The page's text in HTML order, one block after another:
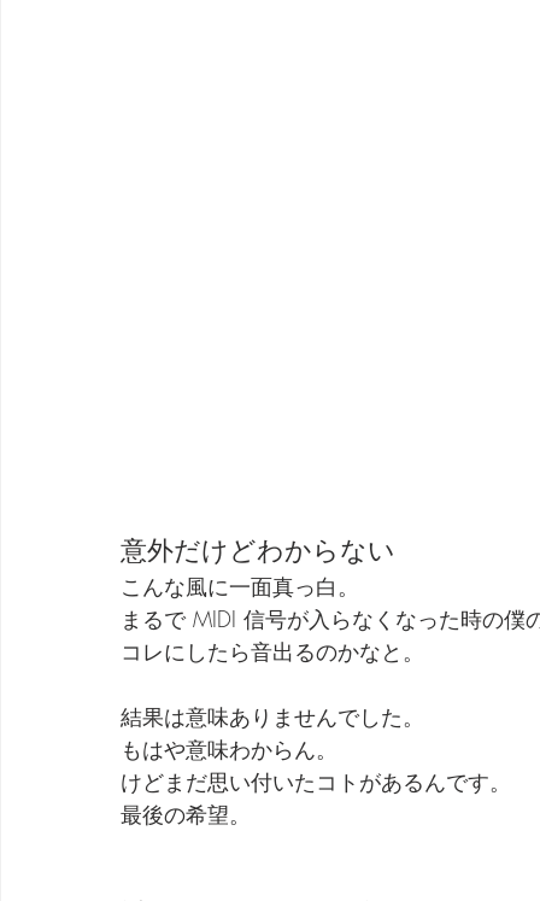
意外だけどわからない
こんな風に一面真っ白。
まるで MIDI 信号が入らなくなった時の僕
コレにしたら音出るのかなと。
結果は意味ありませんでした。
もはや意味わからん。
けどまだ思い付いたコトがあるんです。
最後の希望。